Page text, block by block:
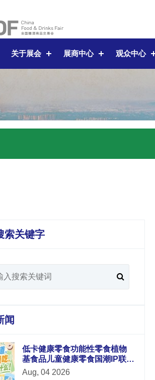
关于展会 展商中心 观众中心
索关键字
闻
低卡健康零食功能性零食植物
基食品儿童健康零食国潮IP联名
零食六大新锐板块重磅升级
Aug, 04 2026